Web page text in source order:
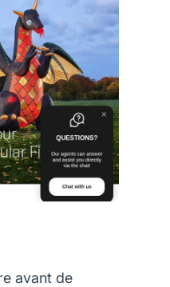
avant de